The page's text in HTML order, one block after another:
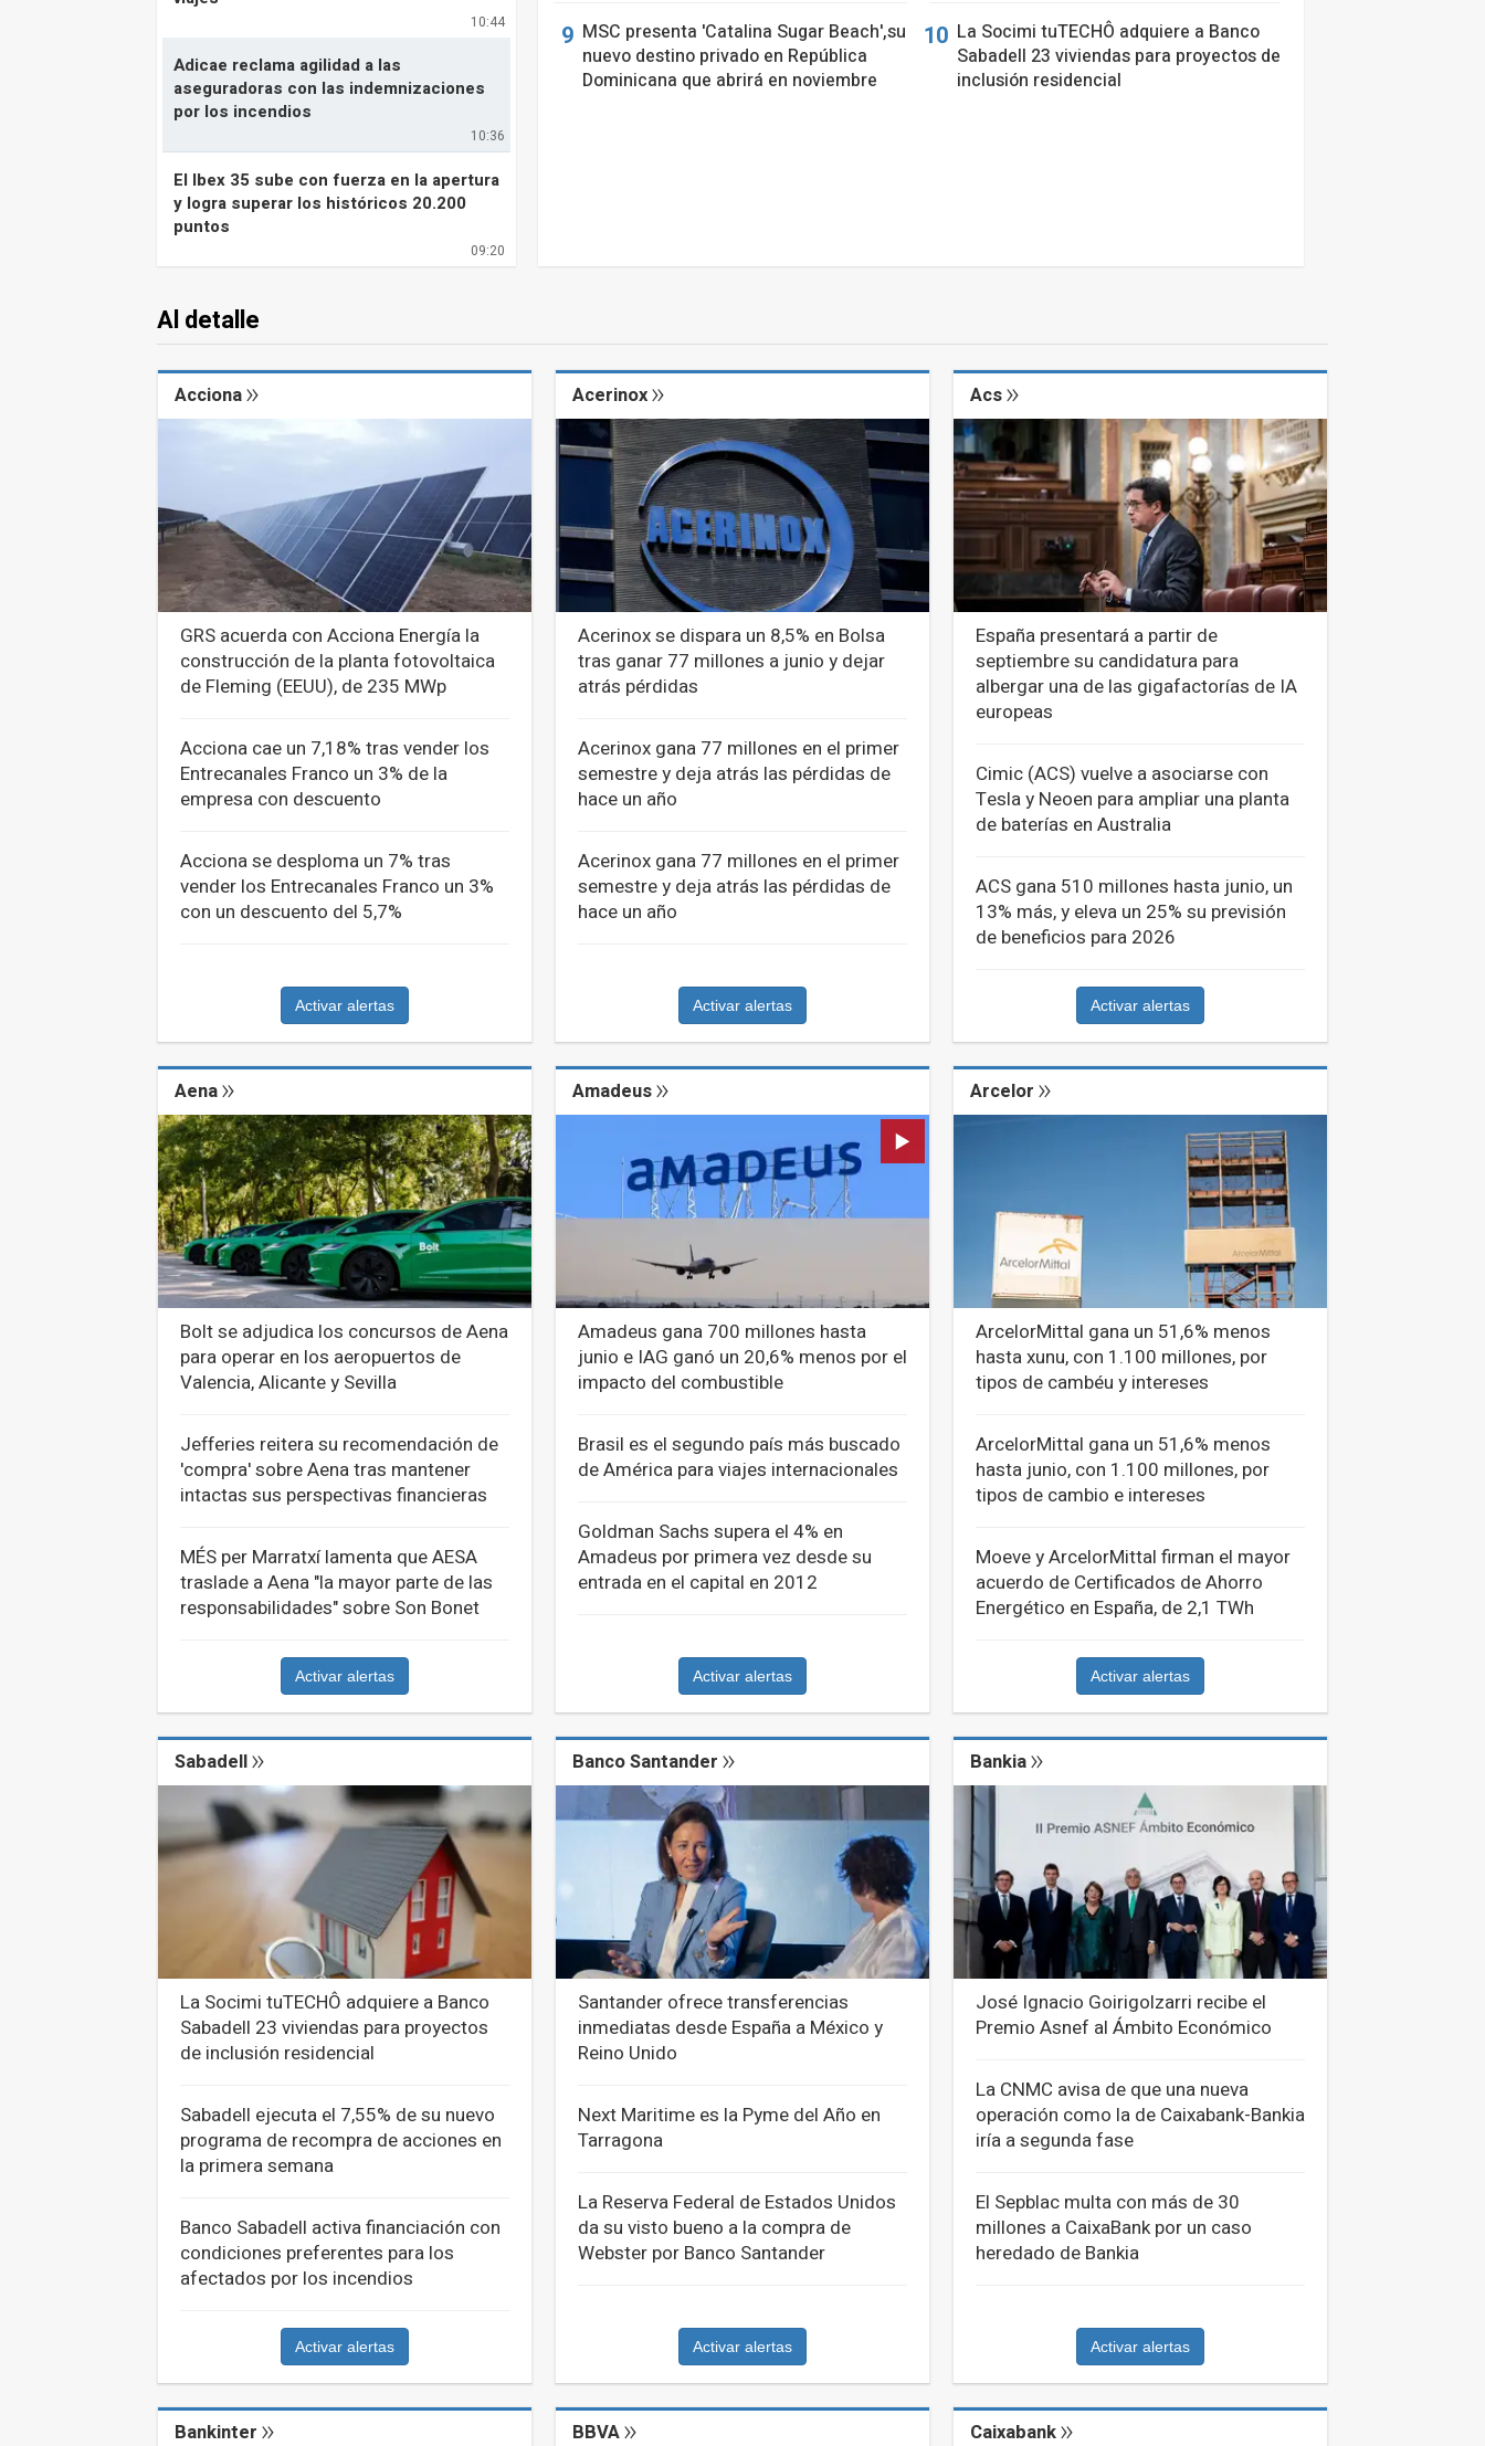
10:44
10:36
Adicae reclama agilidad a las
aseguradoras con las indemnizaciones
por los incendios
09:20
El Ibex 35 sube con fuerza en la apertura
y logra superar los históricos 20.200
puntos
MSC presenta 'Catalina Sugar Beach',su
nuevo destino privado en República
Dominicana que abrirá en noviembre
La Socimi tuTECHÔ adquiere a Banco
Sabadell 23 viviendas para proyectos de
inclusión residencial
Al detalle
Acciona
GRS acuerda con Acciona Energía la
construcción de la planta fotovoltaica
de Fleming (EEUU), de 235 MWp
Acciona cae un 7,18% tras vender los
Entrecanales Franco un 3% de la
empresa con descuento
Acciona se desploma un 7% tras
vender los Entrecanales Franco un 3%
con un descuento del 5,7%
Activar alertas
Acerinox
Acerinox se dispara un 8,5% en Bolsa
tras ganar 77 millones a junio y dejar
atrás pérdidas
Acerinox gana 77 millones en el primer
semestre y deja atrás las pérdidas de
hace un año
Acerinox gana 77 millones en el primer
semestre y deja atrás las pérdidas de
hace un año
Activar alertas
Acs
España presentará a partir de
septiembre su candidatura para
albergar una de las gigafactorías de IA
europeas
Cimic (ACS) vuelve a asociarse con
Tesla y Neoen para ampliar una planta
de baterías en Australia
ACS gana 510 millones hasta junio, un
13% más, y eleva un 25% su previsión
de beneficios para 2026
Activar alertas
Aena
Bolt se adjudica los concursos de Aena
para operar en los aeropuertos de
Valencia, Alicante y Sevilla
Jefferies reitera su recomendación de
'compra' sobre Aena tras mantener
intactas sus perspectivas financieras
MÉS per Marratxí lamenta que AESA
traslade a Aena "la mayor parte de las
responsabilidades" sobre Son Bonet
Activar alertas
Amadeus
Amadeus gana 700 millones hasta
junio e IAG ganó un 20,6% menos por el
impacto del combustible
Brasil es el segundo país más buscado
de América para viajes internacionales
Goldman Sachs supera el 4% en
Amadeus por primera vez desde su
entrada en el capital en 2012
Activar alertas
Arcelor
ArcelorMittal gana un 51,6% menos
hasta xunu, con 1.100 millones, por
tipos de cambéu y intereses
ArcelorMittal gana un 51,6% menos
hasta junio, con 1.100 millones, por
tipos de cambio e intereses
Moeve y ArcelorMittal firman el mayor
acuerdo de Certificados de Ahorro
Energético en España, de 2,1 TWh
Activar alertas
Sabadell
La Socimi tuTECHÔ adquiere a Banco
Sabadell 23 viviendas para proyectos
de inclusión residencial
Sabadell ejecuta el 7,55% de su nuevo
programa de recompra de acciones en
la primera semana
Banco Sabadell activa financiación con
condiciones preferentes para los
afectados por los incendios
Activar alertas
Banco Santander
Santander ofrece transferencias
inmediatas desde España a México y
Reino Unido
Next Maritime es la Pyme del Año en
Tarragona
La Reserva Federal de Estados Unidos
da su visto bueno a la compra de
Webster por Banco Santander
Activar alertas
Bankia
José Ignacio Goirigolzarri recibe el
Premio Asnef al Ámbito Económico
La CNMC avisa de que una nueva
operación como la de Caixabank-Bankia
iría a segunda fase
El Sepblac multa con más de 30
millones a CaixaBank por un caso
heredado de Bankia
Activar alertas
Bankinter BBVA Caixabank